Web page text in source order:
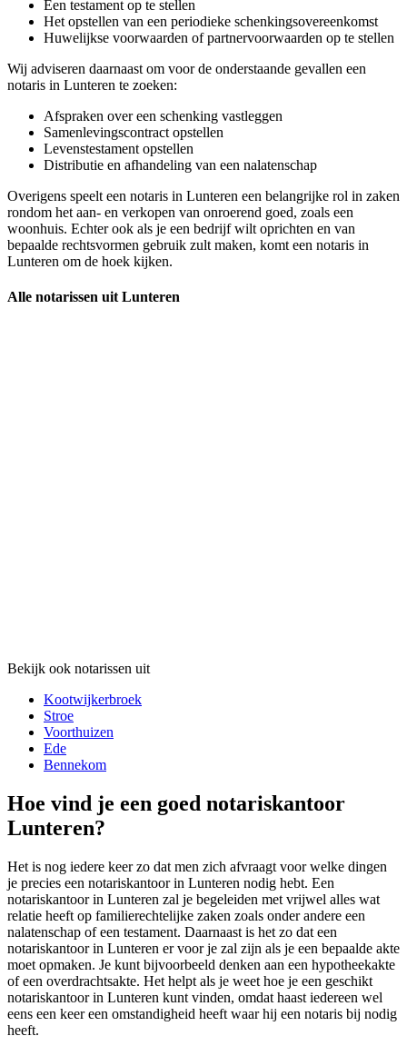
Een testament op te stellen
Het opstellen van een periodieke schenkingsovereenkomst
Huwelijkse voorwaarden of partnervoorwaarden op te stellen
Wij adviseren daarnaast om voor de onderstaande gevallen een
notaris in Lunteren te zoeken:
Afspraken over een schenking vastleggen
Samenlevingscontract opstellen
Levenstestament opstellen
Distributie en afhandeling van een nalatenschap
Overigens speelt een notaris in Lunteren een belangrijke rol in zaken
rondom het aan- en verkopen van onroerend goed, zoals een
woonhuis. Echter ook als je een bedrijf wilt oprichten en van
bepaalde rechtsvormen gebruik zult maken, komt een notaris in
Lunteren om de hoek kijken.
Alle notarissen uit Lunteren
Bekijk ook notarissen uit
Kootwijkerbroek
Stroe
Voorthuizen
Ede
Bennekom
Hoe vind je een goed notariskantoor
Lunteren?
Het is nog iedere keer zo dat men zich afvraagt voor welke dingen
je precies een notariskantoor in Lunteren nodig hebt. Een
notariskantoor in Lunteren zal je begeleiden met vrijwel alles wat
relatie heeft op familierechtelijke zaken zoals onder andere een
nalatenschap of een testament. Daarnaast is het zo dat een
notariskantoor in Lunteren er voor je zal zijn als je een bepaalde akte
moet opmaken. Je kunt bijvoorbeeld denken aan een hypotheekakte
of een overdrachtsakte. Het helpt als je weet hoe je een geschikt
notariskantoor in Lunteren kunt vinden, omdat haast iedereen wel
eens een keer een omstandigheid heeft waar hij een notaris bij nodig
heeft.